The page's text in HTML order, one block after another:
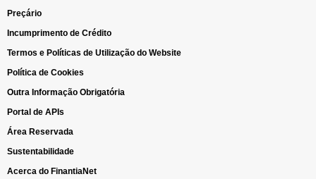
Preçário
Incumprimento de Crédito
Termos e Políticas de Utilização do Website
Política de Cookies
Outra Informação Obrigatória
Portal de APIs
Área Reservada
Sustentabilidade
Acerca do FinantiaNet